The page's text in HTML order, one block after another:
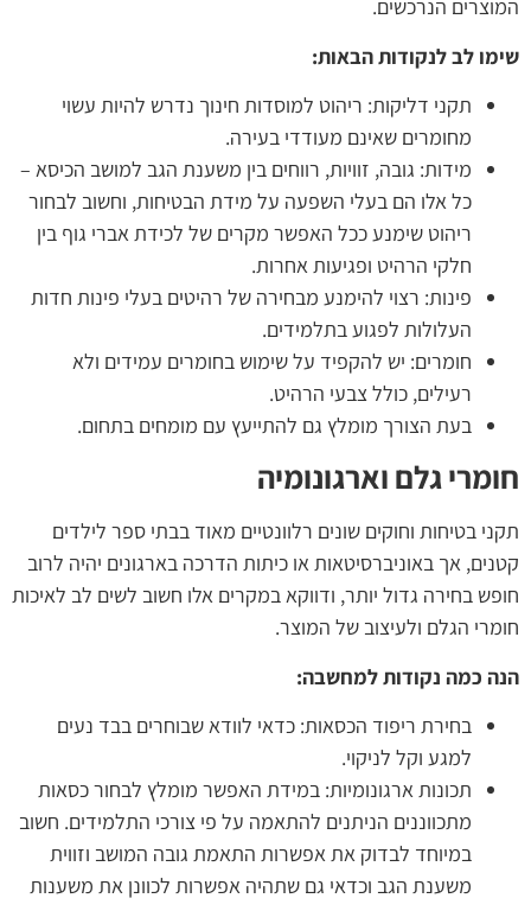
המוצרים הנרכשים.
שימו לב לנקודות הבאות:
תקני דליקות: ריהוט למוסדות חינוך נדרש להיות עשוי
מחומרים שאינם מעודדי בעירה.
מידות: גובה, זוויות, רווחים בין משענת הגב למושב הכיסא –
כל אלו הם בעלי השפעה על מידת הבטיחות, וחשוב לבחור
ריהוט שימנע ככל האפשר מקרים של לכידת אברי גוף בין
חלקי הרהיט ופגיעות אחרות.
פינות: רצוי להימנע מבחירה של רהיטים בעלי פינות חדות
העלולות לפגוע בתלמידים.
חומרים: יש להקפיד על שימוש בחומרים עמידים ולא
רעילים, כולל צבעי הרהיט.
בעת הצורך מומלץ גם להתייעץ עם מומחים בתחום.
חומרי גלם וארגונומיה
תקני בטיחות וחוקים שונים רלוונטיים מאוד בבתי ספר לילדים
קטנים, אך באוניברסיטאות או כיתות הדרכה בארגונים יהיה לרוב
חופש בחירה גדול יותר, ודווקא במקרים אלו חשוב לשים לב לאיכות
חומרי הגלם ולעיצוב של המוצר.
הנה כמה נקודות למחשבה:
בחירת ריפוד הכסאות: כדאי לוודא שבוחרים בבד נעים
למגע וקל לניקוי.
תכונות ארגונומיות: במידת האפשר מומלץ לבחור כסאות
מתכווננים הניתנים להתאמה על פי צורכי התלמידים. חשוב
במיוחד לבדוק את אפשרות התאמת גובה המושב וזווית
משענת הגב וכדאי גם שתהיה אפשרות לכוונן את משענות